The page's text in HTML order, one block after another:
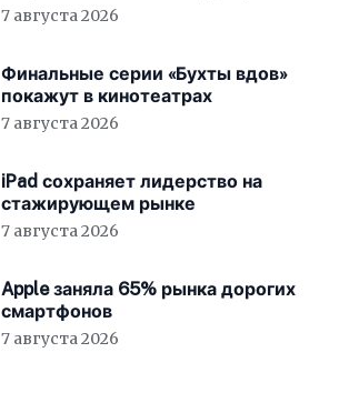
7 августа 2026
Финальные серии «Бухты вдов»
покажут в кинотеатрах
7 августа 2026
iPad сохраняет лидерство на
стажирующем рынке
7 августа 2026
Apple заняла 65% рынка дорогих
смартфонов
7 августа 2026